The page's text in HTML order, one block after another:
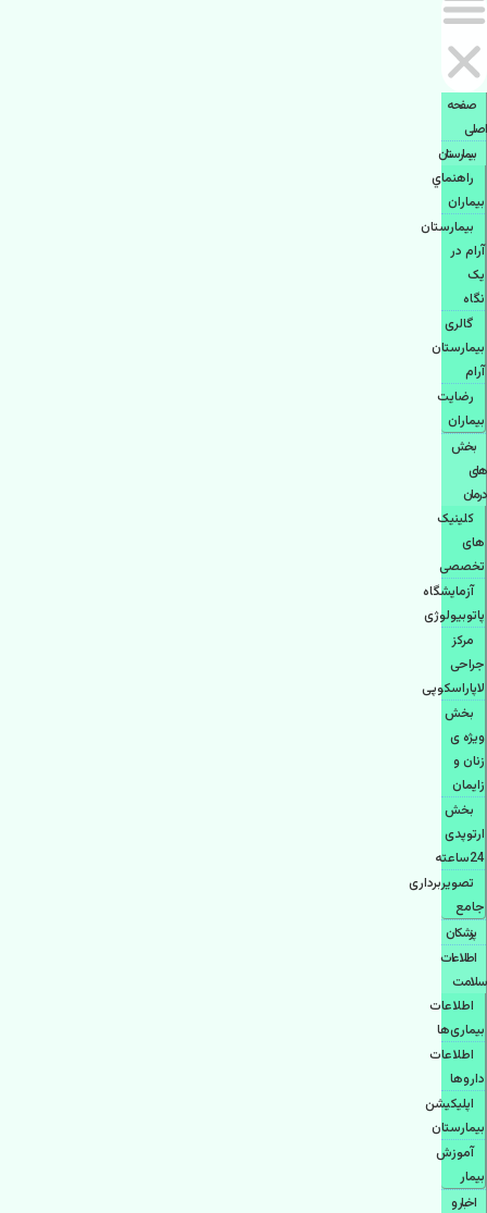
صفحه
اصلی
بيمارستان
راهنماي
بیماران
بیمارستان
آرام در
یک
نگاه
گالری
بیمارستان
آرام
رضایت
بیماران
بخش
های
درمان
کلینیک
های
تخصصی
آزمایشگاه
پاتوبیولوژی
مرکز
جراحی
لاپاراسکوپی
بخش
ویژه ی
زنان و
زایمان
بخش
ارتوپدی
24ساعته
تصویربرداری
جامع
پزشكان
اطلاعات
سلامت
اطلاعات
بیماری‌ها
اطلاعات
دارو‌ها
اپليكيشن
بيمارستان
آموزش
بیمار
اخبار و